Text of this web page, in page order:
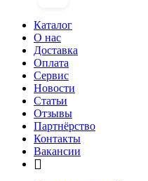
Каталог
О нас
Доставка
Оплата
Сервис
Новости
Статьи
Отзывы
Партнёрство
Контакты
Вакансии